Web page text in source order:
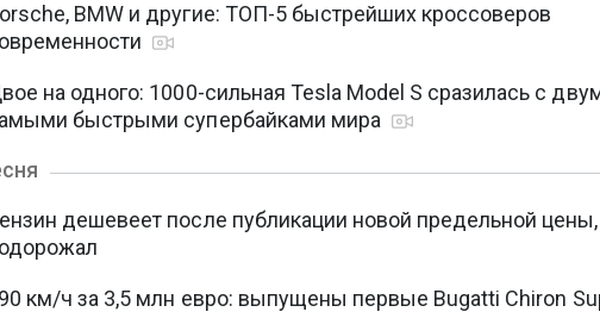
BMW и другие: ТОП-5 быстрейших кроссоверов
на одного: 1000-сильная Tesla Model S сразилась с
быстрыми супербайками мира
дешевеет после публикации новой предельной цены,
км/ч за 3,5 млн евро: выпущены первые Bugatti Chiron